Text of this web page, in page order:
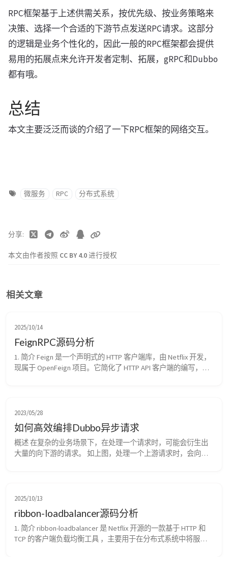
RPC框架基于上述供需关系，按优先级、按业务策略来
决策、选择一个合适的下游节点发送RPC请求。这部分
的逻辑是业务个性化的，因此一般的RPC框架都会提供
易用的拓展点来允许开发者定制、拓展，gRPC和Dubbo
都有哦。
总结
本文主要泛泛而谈的介绍了一下RPC框架的网络交互。
微服务 RPC 分布式系统
本文由作者按照 CC BY 4.0进行授权
分享
相关文章
2025/10/14
FeignRPC源码分析
1. 简介 Feign 是一个声明式的 HTTP 客户端库，由 Netflix 开发，
现属于 OpenFeign 项目。它简化了 HTTP API 客户端的编写，让
2023/05/28
如何高效编排Dubbo异步请求
概述 在复杂的业务场景下，在处理一个请求时，可能会衍生出
大量的向下游的请求。 如上图，处理一个上游请求时，会向下
RT之和，这样整个请求处理的性能会很差，无法满足C端链路上
的SLA。 为此，开发同学一般会通过异步、并...
2025/10/13
ribbon-loadbalancer源码分析
1. 简介 ribbon-loadbalancer 是 Netflix 开源的一款基于 HTTP 和
TCP 的客户端负载均衡工具 ，主要用于在分布式系统中将服务